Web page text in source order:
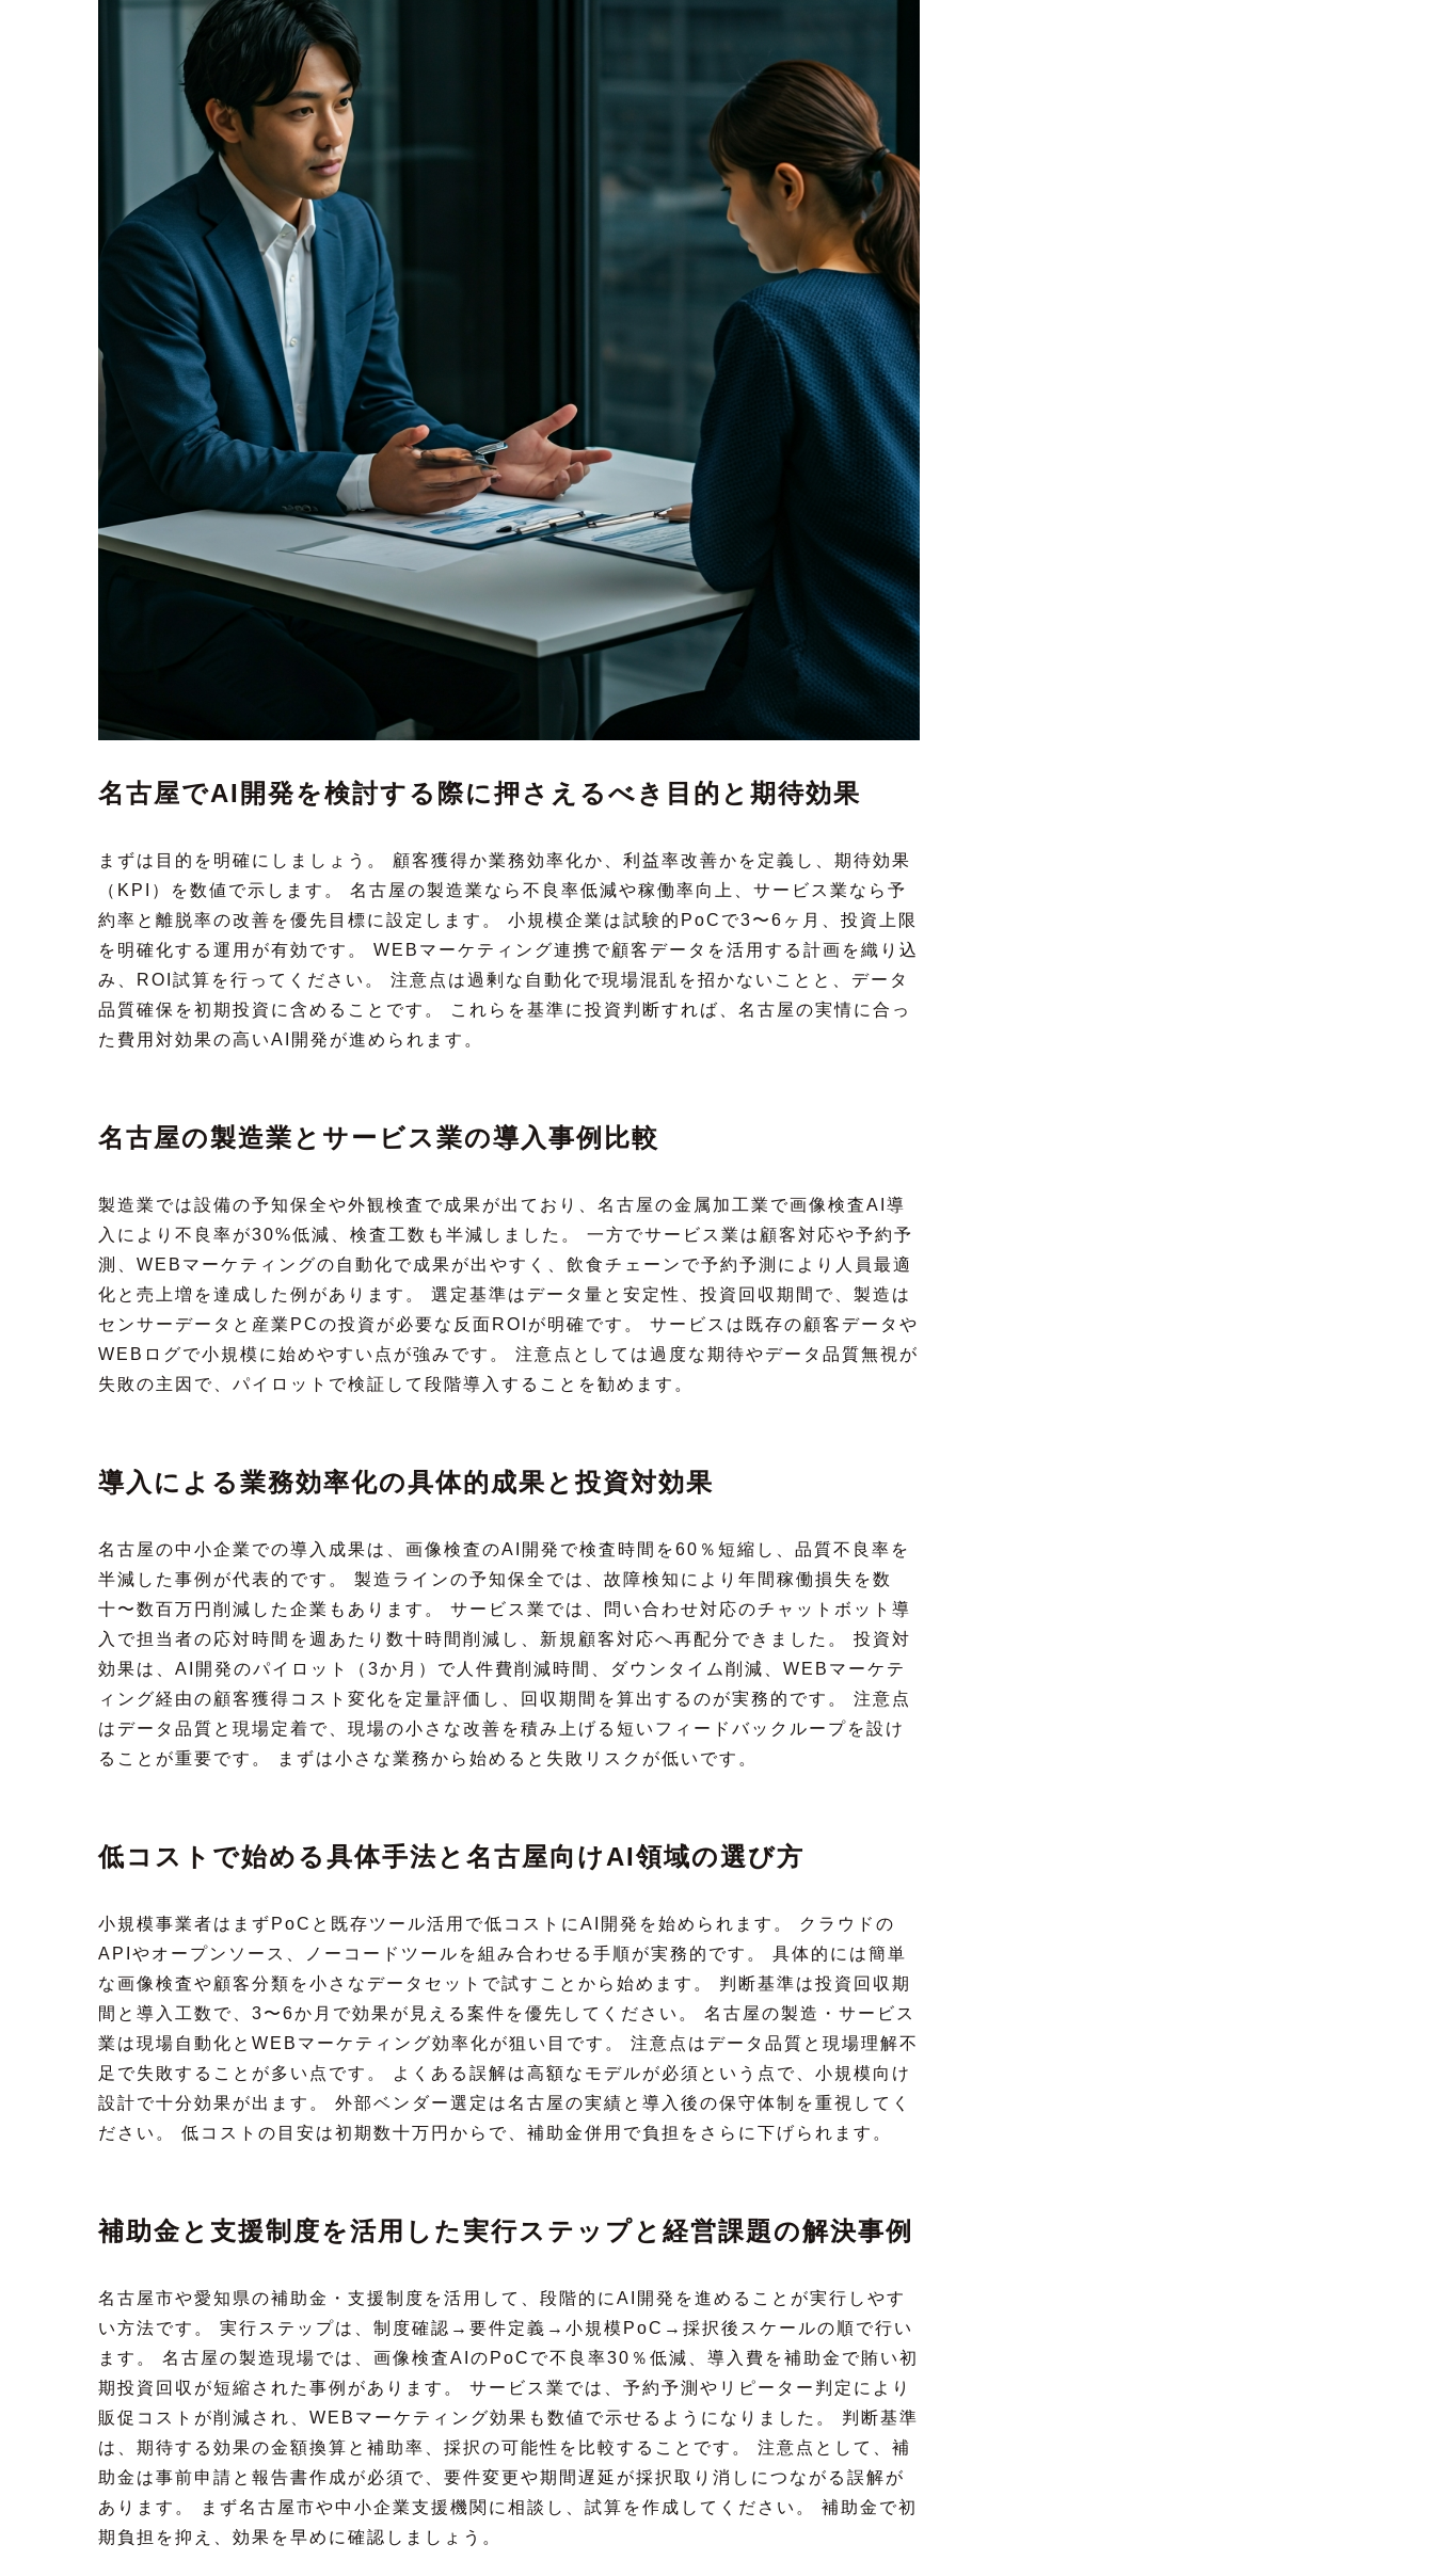
名古屋でAI開発を検討する際に押さえるべき目的と期待効果
まずは目的を明確にしましょう。 顧客獲得か業務効率化か、利益率改善かを定義し、期待効果
（KPI）を数値で示します。 名古屋の製造業なら不良率低減や稼働率向上、サービス業なら予
約率と離脱率の改善を優先目標に設定します。 小規模企業は試験的PoCで3〜6ヶ月、投資上限
を明確化する運用が有効です。 WEBマーケティング連携で顧客データを活用する計画を織り込
み、ROI試算を行ってください。 注意点は過剰な自動化で現場混乱を招かないことと、データ
品質確保を初期投資に含めることです。 これらを基準に投資判断すれば、名古屋の実情に合っ
た費用対効果の高いAI開発が進められます。
名古屋の製造業とサービス業の導入事例比較
製造業では設備の予知保全や外観検査で成果が出ており、名古屋の金属加工業で画像検査AI導
入により不良率が30%低減、検査工数も半減しました。 一方でサービス業は顧客対応や予約予
測、WEBマーケティングの自動化で成果が出やすく、飲食チェーンで予約予測により人員最適
化と売上増を達成した例があります。 選定基準はデータ量と安定性、投資回収期間で、製造は
センサーデータと産業PCの投資が必要な反面ROIが明確です。 サービスは既存の顧客データや
WEBログで小規模に始めやすい点が強みです。 注意点としては過度な期待やデータ品質無視が
失敗の主因で、パイロットで検証して段階導入することを勧めます。
導入による業務効率化の具体的成果と投資対効果
名古屋の中小企業での導入成果は、画像検査のAI開発で検査時間を60％短縮し、品質不良率を
半減した事例が代表的です。 製造ラインの予知保全では、故障検知により年間稼働損失を数
十〜数百万円削減した企業もあります。 サービス業では、問い合わせ対応のチャットボット導
入で担当者の応対時間を週あたり数十時間削減し、新規顧客対応へ再配分できました。 投資対
効果は、AI開発のパイロット（3か月）で人件費削減時間、ダウンタイム削減、WEBマーケテ
ィング経由の顧客獲得コスト変化を定量評価し、回収期間を算出するのが実務的です。 注意点
はデータ品質と現場定着で、現場の小さな改善を積み上げる短いフィードバックループを設け
ることが重要です。 まずは小さな業務から始めると失敗リスクが低いです。
低コストで始める具体手法と名古屋向けAI領域の選び方
小規模事業者はまずPoCと既存ツール活用で低コストにAI開発を始められます。 クラウドの
APIやオープンソース、ノーコードツールを組み合わせる手順が実務的です。 具体的には簡単
な画像検査や顧客分類を小さなデータセットで試すことから始めます。 判断基準は投資回収期
間と導入工数で、3〜6か月で効果が見える案件を優先してください。 名古屋の製造・サービス
業は現場自動化とWEBマーケティング効率化が狙い目です。 注意点はデータ品質と現場理解不
足で失敗することが多い点です。 よくある誤解は高額なモデルが必須という点で、小規模向け
設計で十分効果が出ます。 外部ベンダー選定は名古屋の実績と導入後の保守体制を重視してく
ださい。 低コストの目安は初期数十万円からで、補助金併用で負担をさらに下げられます。
補助金と支援制度を活用した実行ステップと経営課題の解決事例
名古屋市や愛知県の補助金・支援制度を活用して、段階的にAI開発を進めることが実行しやす
い方法です。 実行ステップは、制度確認→要件定義→小規模PoC→採択後スケールの順で行い
ます。 名古屋の製造現場では、画像検査AIのPoCで不良率30％低減、導入費を補助金で賄い初
期投資回収が短縮された事例があります。 サービス業では、予約予測やリピーター判定により
販促コストが削減され、WEBマーケティング効果も数値で示せるようになりました。 判断基準
は、期待する効果の金額換算と補助率、採択の可能性を比較することです。 注意点として、補
助金は事前申請と報告書作成が必須で、要件変更や期間遅延が採択取り消しにつながる誤解が
あります。 まず名古屋市や中小企業支援機関に相談し、試算を作成してください。 補助金で初
期負担を抑え、効果を早めに確認しましょう。